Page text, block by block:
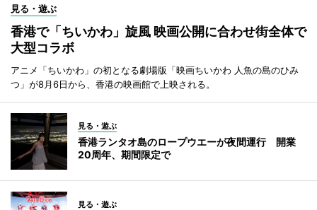
見る・遊ぶ
香港で「ちいかわ」旋風 映画公開に合わせ街全体で
大型コラボ
アニメ「ちいかわ」の初となる劇場版「映画ちいかわ 人魚の島のひみ
つ」が8月6日から、香港の映画館で上映される。
見る・遊ぶ
香港ランタオ島のロープウエーが夜間運行 開業
20周年、期間限定で
見る・遊ぶ